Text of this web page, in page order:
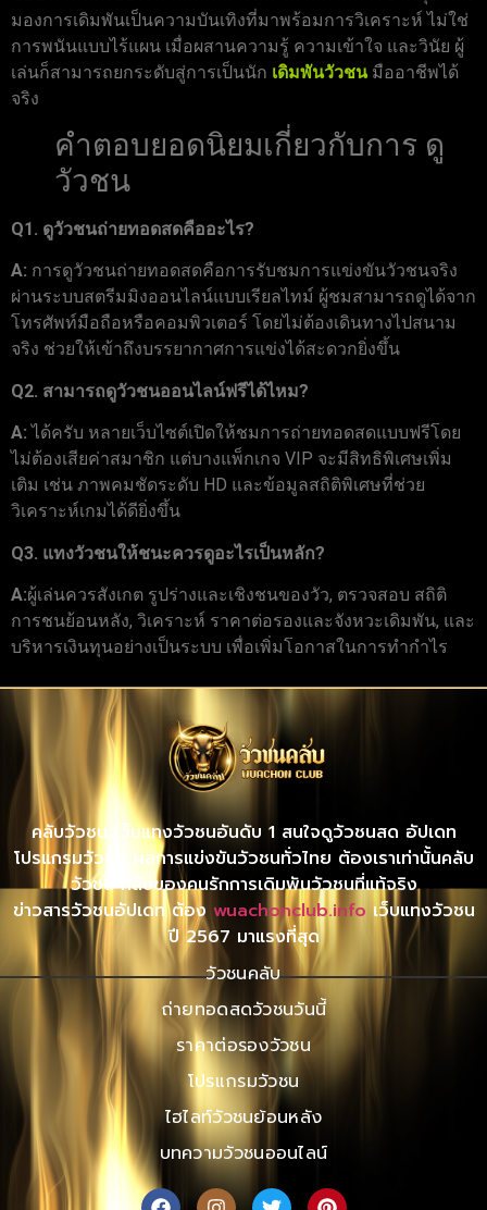
มองการเดิมพันเป็นความบันเทิงที่มาพร้อมการวิเคราะห์ ไม่ใช่
การพนันแบบไร้แผน เมื่อผสานความรู้ ความเข้าใจ และวินัย ผู้
เล่นก็สามารถยกระดับสู่การเป็นนัก เดิมพันวัวชนมืออาชีพได้
จริง
คำตอบยอดนิยมเกี่ยวกับการ ดู
วัวชน
Q1. ดูวัวชนถ่ายทอดสดคืออะไร?
A: การดูวัวชนถ่ายทอดสดคือการรับชมการแข่งขันวัวชนจริง
ผ่านระบบสตรีมมิงออนไลน์แบบเรียลไทม์ ผู้ชมสามารถดูได้จาก
โทรศัพท์มือถือหรือคอมพิวเตอร์ โดยไม่ต้องเดินทางไปสนาม
จริง ช่วยให้เข้าถึงบรรยากาศการแข่งได้สะดวกยิ่งขึ้น
Q2. สามารถดูวัวชนออนไลน์ฟรีได้ไหม?
A:ได้ครับ หลายเว็บไซต์เปิดให้ชมการถ่ายทอดสดแบบฟรีโดย
ไม่ต้องเสียค่าสมาชิก แต่บางแพ็กเกจ VIP จะมีสิทธิพิเศษเพิ่ม
เติม เช่น ภาพคมชัดระดับ HD และข้อมูลสถิติพิเศษที่ช่วย
วิเคราะห์เกมได้ดียิ่งขึ้น
Q3. แทงวัวชนให้ชนะควรดูอะไรเป็นหลัก?
A:ผู้เล่นควรสังเกต รูปร่างและเชิงชนของวัว, ตรวจสอบ สถิติ
การชนย้อนหลัง, วิเคราะห์ ราคาต่อรองและจังหวะเดิมพัน, และ
บริหารเงินทุนอย่างเป็นระบบ เพื่อเพิ่มโอกาสในการทำกำไร
คลับวัวชน เว็บแทงวัวชนอันดับ 1 สนใจดูวัวชนสด อัปเดท
โปรแกรมวัวชน ผลการแข่งขันวัวชนทั่วไทย ต้องเราเท่านั้นคลับ
วัวชน คลับของคนรักการเดิมพันวัวชนที่แท้จริง
ข่าวสารวัวชนอัปเดท ต้อง wuachonclub.info เว็บแทงวัวชน
ปี 2567 มาแรงที่สุด
วัวชนคลับ
ถ่ายทอดสดวัวชนวันนี้
ราคาต่อรองวัวชน
โปรแกรมวัวชน
ไฮไลท์วัวชนย้อนหลัง
บทความวัวชนออนไลน์